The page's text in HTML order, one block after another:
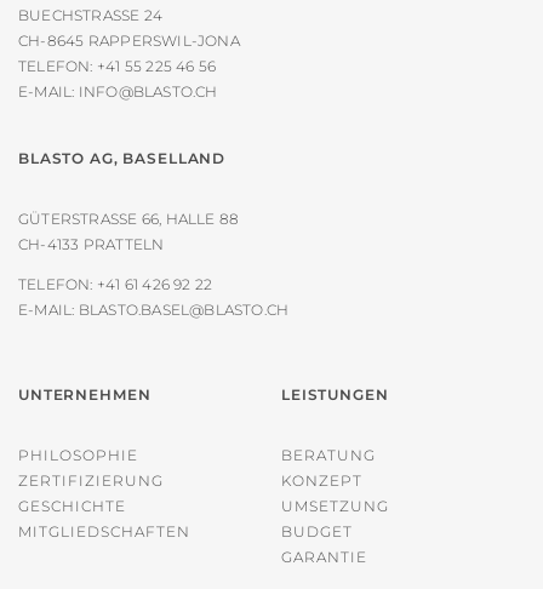
BUECHSTRASSE 24
CH-8645 RAPPERSWIL-JONA
TELEFON: +41 55 225 46 56
E-MAIL: INFO@BLASTO.CH
BLASTO AG, BASELLAND
GÜTERSTRASSE 66, HALLE 88
CH-4133 PRATTELN
TELEFON: +41 61 426 92 22
E-MAIL: BLASTO.BASEL@BLASTO.CH
UNTERNEHMEN
PHILOSOPHIE
ZERTIFIZIERUNG
GESCHICHTE
MITGLIEDSCHAFTEN
LEISTUNGEN
BERATUNG
KONZEPT
UMSETZUNG
BUDGET
GARANTIE